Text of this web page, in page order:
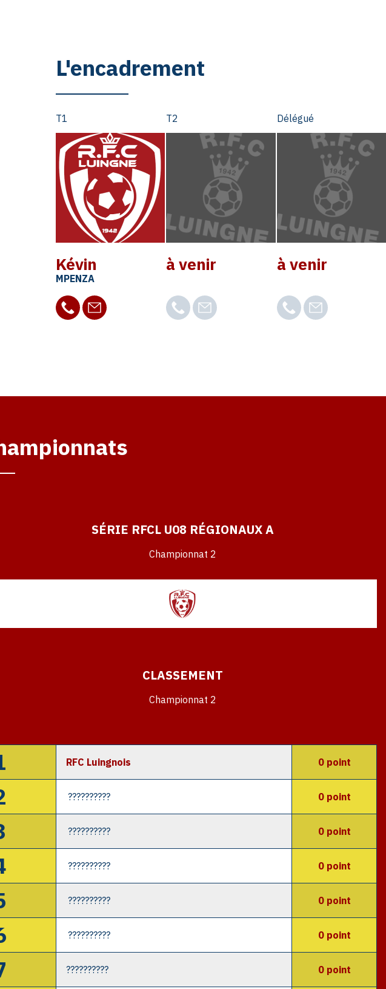
L'encadrement
T1
Kévin
MPENZA
T2
à venir
Délégué
à venir
SÉRIE RFCL U08 RÉGIONAUX A
Championnat 2
CLASSEMENT
Championnat 2
RFC Luingnois 0 point
?????????? 0 point
?????????? 0 point
?????????? 0 point
?????????? 0 point
?????????? 0 point
?????????? 0 point